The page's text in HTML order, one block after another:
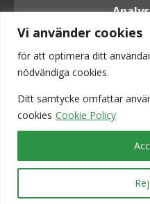
Vi använder cookies
för att optimera ditt
nödvändiga cookies.
Ditt samtycke omfattar
cookies Cookie Policy
Vi är